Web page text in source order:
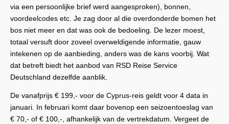
via een persoonlijke brief werd aangesproken), bonnen,
voordeelcodes etc. Je zag door al die overdonderde bomen het
bos niet meer en dat was ook de bedoeling. De lezer moest,
totaal versuft door zoveel overweldigende informatie, gauw
intekenen op de aanbieding, anders was de kans voorbij. Wat
dat betreft biedt het aanbod van RSD Reise Service
Deutschland dezelfde aanblik.
De vanafprijs € 199,- voor de Cyprus-reis geldt voor 4 data in
januari. In februari komt daar bovenop een seizoentoeslag van
€ 70,- of € 100,-, afhankelijk van de vertrekdatum. Vergeet de